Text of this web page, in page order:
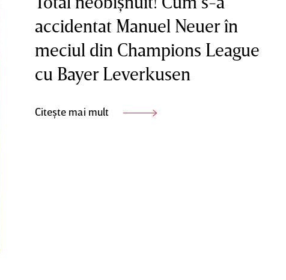
accidentat Manuel Neuer în
meciul din Champions League
cu Bayer Leverkusen
Citește mai mult